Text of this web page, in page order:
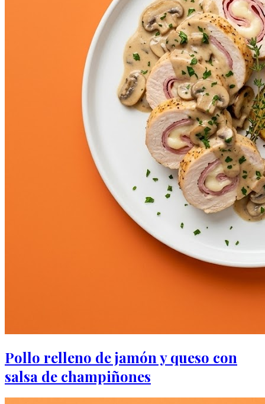
Pollo relleno de jamón y queso con
salsa de champiñones